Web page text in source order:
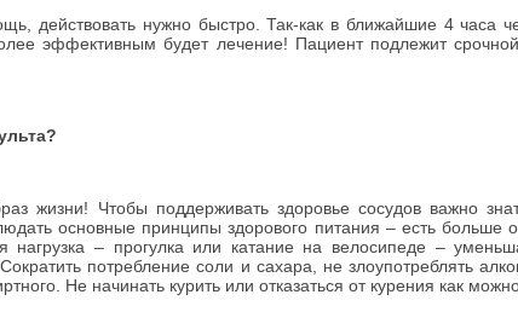
действовать нужно быстро. Так-как в ближайшие 4 часа
эффективным будет лечение! Пациент подлежит срочной
Чтобы поддерживать здоровье сосудов важно
основные принципы здорового питания – есть больше
– прогулка или катание на велосипеде –
потребление соли и сахара, не злоупотреблять
Не начинать курить или отказаться от курения как